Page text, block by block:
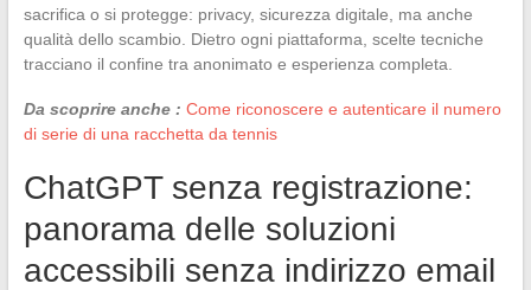
sacrifica o si protegge: privacy, sicurezza digitale, ma anche
qualità dello scambio. Dietro ogni piattaforma, scelte tecniche
tracciano il confine tra anonimato e esperienza completa.
Da scoprire anche : Come riconoscere e autenticare il numero
di serie di una racchetta da tennis
ChatGPT senza registrazione:
panorama delle soluzioni
accessibili senza indirizzo email